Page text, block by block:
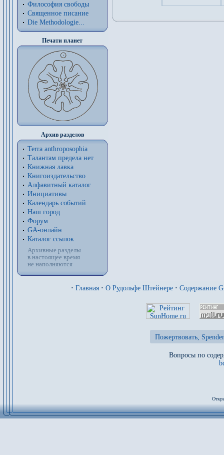
Философия cвободы
Священное писание
Die Methodologie...
Печати планет
Архив разделов
Terra anthroposophia
Талантам предела нет
Книжная лавка
Книгоиздательство
Алфавитный каталог
Инициативы
Календарь событий
Наш город
Форум
GA-онлайн
Каталог ссылок
Архивные разделы
в настоящее время
не наполняются
· Главная · О Рудольфе Штейнере · Содержание
Пожертвовать,
Вопросы по